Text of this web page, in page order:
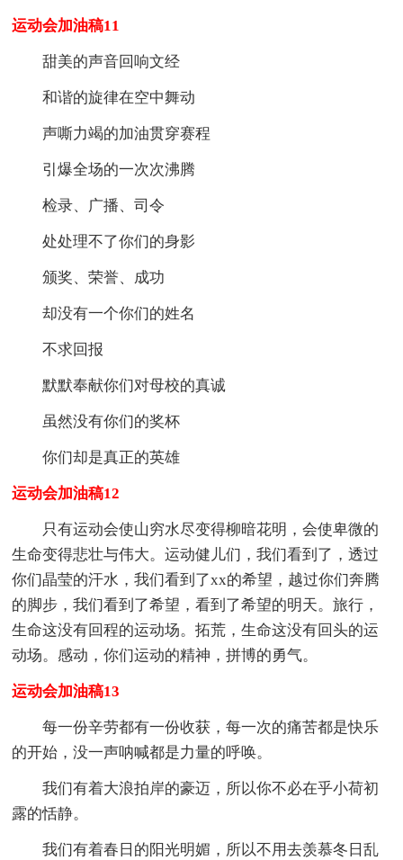
运动会加油稿11
甜美的声音回响文经
和谐的旋律在空中舞动
声嘶力竭的加油贯穿赛程
引爆全场的一次次沸腾
检录、广播、司令
处处理不了你们的身影
颁奖、荣誉、成功
却没有一个你们的姓名
不求回报
默默奉献你们对母校的真诚
虽然没有你们的奖杯
你们却是真正的英雄
运动会加油稿12
只有运动会使山穷水尽变得柳暗花明，会使卑微的
生命变得悲壮与伟大。运动健儿们，我们看到了，透过
你们晶莹的汗水，我们看到了xx的希望，越过你们奔腾
的脚步，我们看到了希望，看到了希望的明天。旅行，
生命这没有回程的运动场。拓荒，生命这没有回头的运
动场。感动，你们运动的精神，拼博的勇气。
运动会加油稿13
每一份辛劳都有一份收获，每一次的痛苦都是快乐
的开始，没一声呐喊都是力量的呼唤。
我们有着大浪拍岸的豪迈，所以你不必在乎小荷初
露的恬静。
我们有着春日的阳光明媚，所以不用去羡慕冬日乱